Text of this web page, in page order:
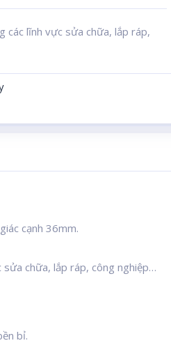
các lĩnh vực sửa chữa, lắp ráp,
cạnh 36mm.
chữa, lắp ráp, công nghiệp…
bỉ.